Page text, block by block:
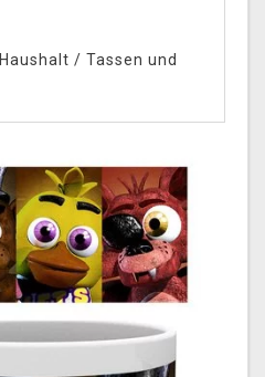
Haushalt / Tassen und